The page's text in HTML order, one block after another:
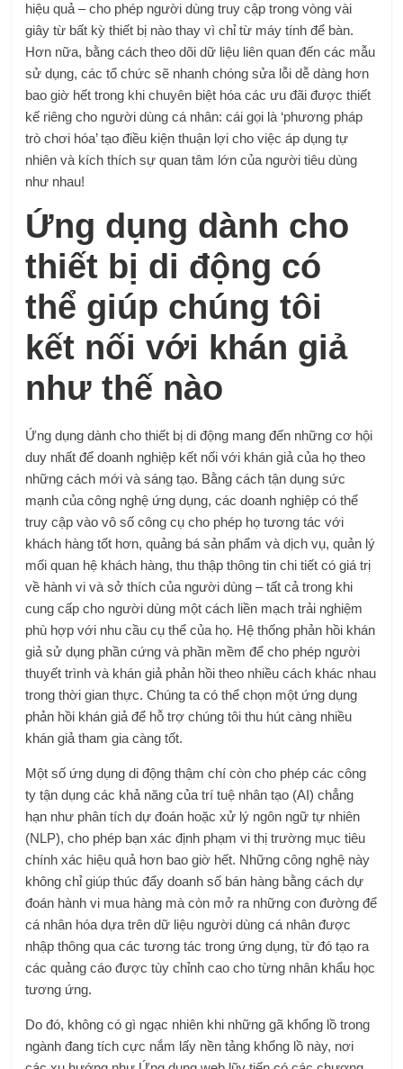
hiệu quả – cho phép người dùng truy cập trong vòng vài
giây từ bất kỳ thiết bị nào thay vì chỉ từ máy tính để bàn.
Hơn nữa, bằng cách theo dõi dữ liệu liên quan đến các mẫu
sử dụng, các tổ chức sẽ nhanh chóng sửa lỗi dễ dàng hơn
bao giờ hết trong khi chuyên biệt hóa các ưu đãi được thiết
kế riêng cho người dùng cá nhân: cái gọi là ‘phương pháp
trò chơi hóa’ tạo điều kiện thuận lợi cho việc áp dụng tự
nhiên và kích thích sự quan tâm lớn của người tiêu dùng
như nhau!
Ứng dụng dành cho
thiết bị di động có
thể giúp chúng tôi
kết nối với khán giả
như thế nào
Ứng dụng dành cho thiết bị di động mang đến những cơ hội
duy nhất để doanh nghiệp kết nối với khán giả của họ theo
những cách mới và sáng tạo. Bằng cách tận dụng sức
mạnh của công nghệ ứng dụng, các doanh nghiệp có thể
truy cập vào vô số công cụ cho phép họ tương tác với
khách hàng tốt hơn, quảng bá sản phẩm và dịch vụ, quản lý
mối quan hệ khách hàng, thu thập thông tin chi tiết có giá trị
về hành vi và sở thích của người dùng – tất cả trong khi
cung cấp cho người dùng một cách liền mạch trải nghiệm
phù hợp với nhu cầu cụ thể của họ. Hệ thống phản hồi khán
giả sử dụng phần cứng và phần mềm để cho phép người
thuyết trình và khán giả phản hồi theo nhiều cách khác nhau
trong thời gian thực. Chúng ta có thể chọn một ứng dụng
phản hồi khán giả để hỗ trợ chúng tôi thu hút càng nhiều
khán giả tham gia càng tốt.
Một số ứng dụng di động thậm chí còn cho phép các công
ty tận dụng các khả năng của trí tuệ nhân tạo (AI) chẳng
hạn như phân tích dự đoán hoặc xử lý ngôn ngữ tự nhiên
(NLP), cho phép bạn xác định phạm vi thị trường mục tiêu
chính xác hiệu quả hơn bao giờ hết. Những công nghệ này
không chỉ giúp thúc đẩy doanh số bán hàng bằng cách dự
đoán hành vi mua hàng mà còn mở ra những con đường để
cá nhân hóa dựa trên dữ liệu người dùng cá nhân được
nhập thông qua các tương tác trong ứng dụng, từ đó tạo ra
các quảng cáo được tùy chỉnh cao cho từng nhân khẩu học
tương ứng.
Do đó, không có gì ngạc nhiên khi những gã khổng lồ trong
ngành đang tích cực nắm lấy nền tảng khổng lồ này, nơi